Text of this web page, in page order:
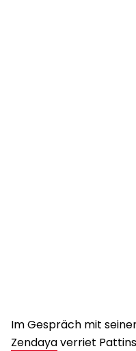
Im Gespräch mit
Zendayaverriet